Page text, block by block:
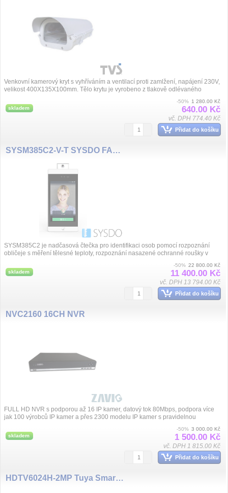
Venkovní kamerový kryt s vyhříváním a ventilací proti zamlžení, napájení 230V,
velikost 400X135X100mm. Tělo krytu je vyrobeno z tlakově odlévaného
skladem
-50% 1 280.00 Kč
640.00 Kč
vč. DPH 774.40 Kč
Přidat do košíku
SYSM385C2-V-T SYSDO FACE READER + TEMP
SYSM385C2 je nadčasová čtečka pro identifikaci osob pomocí rozpoznání
obličeje s měření tělesné teploty, rozpoznání nasazené ochranné roušky v
skladem
-50% 22 800.00 Kč
11 400.00 Kč
vč. DPH 13 794.00 Kč
Přidat do košíku
NVC2160 16CH NVR
FULL HD NVR s podporou až 16 IP kamer, datový tok 80Mbps, podpora více
jak 100 výrobců IP kamer a přes 2300 modelu IP kamer s pravidelnou
skladem
-50% 3 000.00 Kč
1 500.00 Kč
vč. DPH 1 815.00 Kč
Přidat do košíku
HDTV6024H-2MP Tuya Smart Camera 2MP WiFi